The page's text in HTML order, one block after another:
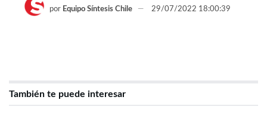
por Equipo Síntesis Chile 29/07/2022 18:00:39
También te puede interesar